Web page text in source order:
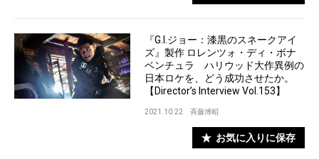
『G.I.ジョー：漆黒のスネークアイ
ズ』製作 ロレンツォ・ディ・ボナ
ベンチュラ ハリウッド大作異例の
日本ロケを、どう成功させたか。
【Director’s Interview Vol.153】
2021.10.22 斉藤博昭
お気に入りに保存